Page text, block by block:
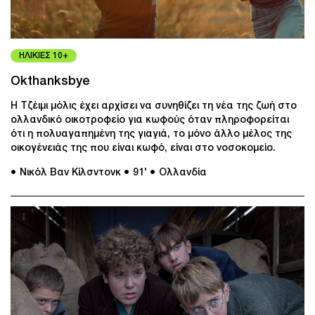
ΗΛΙΚΙΕΣ 10+
Okthanksbye
Η Τζέιμι μόλις έχει αρχίσει να συνηθίζει τη νέα της ζωή στο
ολλανδικό οικοτροφείο για κωφούς όταν πληροφορείται
ότι η πολυαγαπημένη της γιαγιά, το μόνο άλλο μέλος της
οικογένειάς της που είναι κωφό, είναι στο νοσοκομείο.
● Νικόλ Βαν Κίλσντονκ ● 91' ● Ολλανδία